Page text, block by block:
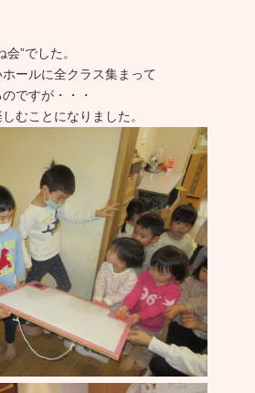
”でした。
ールに全クラス集まって
ですが・・・
むことになりました。